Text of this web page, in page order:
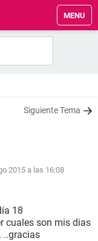
MENU
Siguiente Tema
2015 a las 16:08
18
cuales son mis dias
..gracias